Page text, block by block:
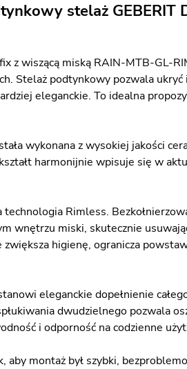
stelaż GEBERIT
z wiszącą miską RAIN-MTB-GL-
Stelaż podtynkowy pozwala
eleganckie. To idealna
wykonana z wysokiej jakości
harmonijnie wpisuje się w
Rimless.
wnętrzu miski, skutecznie
higienę, ogranicza
eleganckie dopełnienie
dwudzielnego pozwala
i odporność na codzienne
aby montaż był szybki,